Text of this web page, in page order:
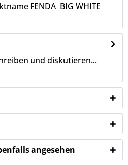
FENDA BIG WHITE
und diskutieren...
angesehen